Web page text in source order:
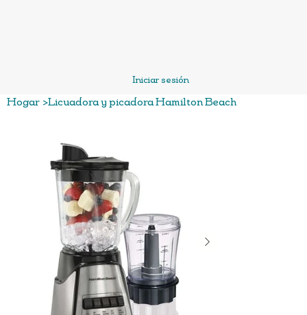
Iniciar sesión
Hogar >Licuadora y picadora Hamilton Beach